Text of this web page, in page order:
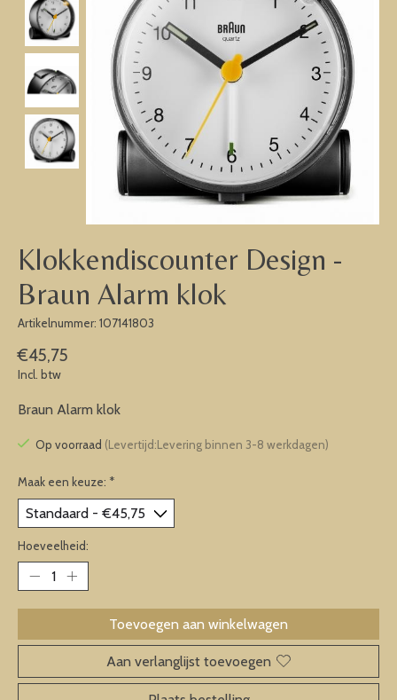
Klokkendiscounter Design -
Braun Alarm klok
Artikelnummer: 107141803
€45,75
Incl. btw
Braun Alarm klok
Op voorraad (Levertijd:Levering binnen 3-8 werkdagen)
Maak een keuze: *
Hoeveelheid:
Toevoegen aan winkelwagen
Aan verlanglijst toevoegen